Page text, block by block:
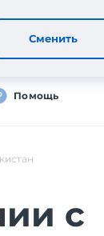
Вход
Помощь
Сменить
с